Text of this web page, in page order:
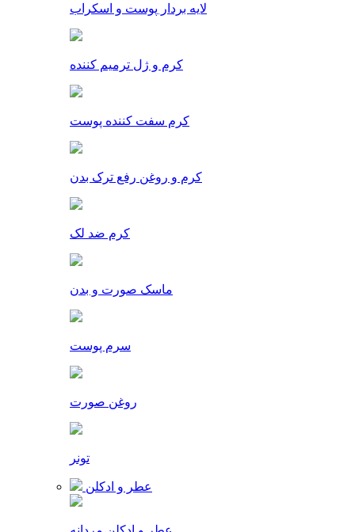
لایه بردار پوست و اسکراب
کرم و ژل ترمیم کننده
کرم سفت کننده پوست
کرم و روغن رفع ترک بدن
کرم ضد لک
ماسک صورت و بدن
سرم پوست
روغن صورت
تونر
عطر و ادکلن